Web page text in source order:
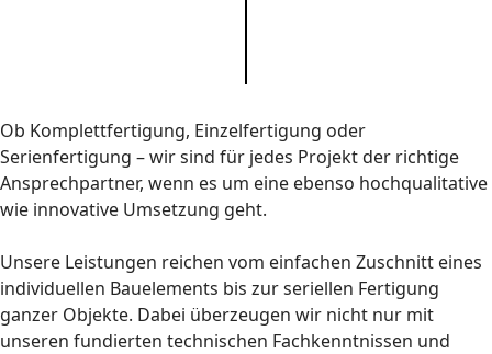
Ob Komplettfertigung, Einzelfertigung oder
Serienfertigung – wir sind für jedes Projekt der richtige
Ansprechpartner, wenn es um eine ebenso hochqualitative
wie innovative Umsetzung geht.
Unsere Leistungen reichen vom einfachen Zuschnitt eines
individuellen Bauelements bis zur seriellen Fertigung
ganzer Objekte. Dabei überzeugen wir nicht nur mit
unseren fundierten technischen Fachkenntnissen und